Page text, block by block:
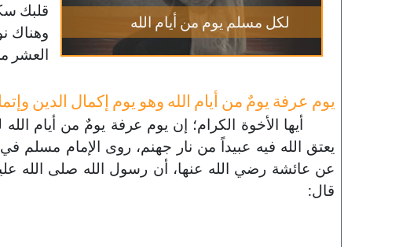
لكل مسلم يوم من أيام الله
قلبك
وهناك
العشر
يوم عرفة يومٌ من أيام الله وهو يوم إكمال الدين
أيها الأخوة الكرام؛ إن يوم عرفة يومٌ من أيام الله
يعتق الله فيه عبيداً من نار جهنم، روى الإمام مسلم
عن عائشة رضي الله عنها، أن رسول الله صلى الله
قال: